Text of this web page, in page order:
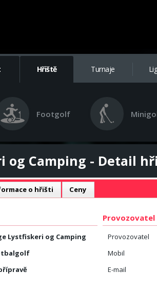
Hřiště Turnaje
Footgolf
og Camping - Detail
o hřišti Ceny
Lystfiskeri og Camping
Provozovatel
Provozovatel
Mobil
E-mail